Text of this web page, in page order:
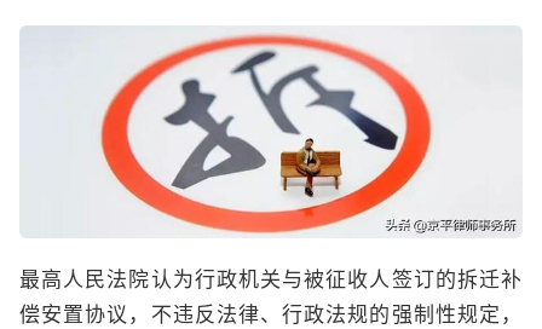
最高人民法院认为行政机关与被征收人签订的拆迁补
偿安置协议，不违反法律、行政法规的强制性规定，